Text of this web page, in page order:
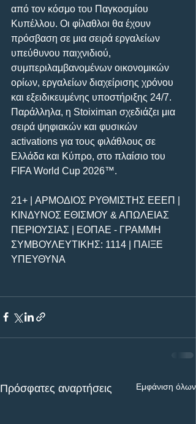
από τον κόσμο του Παγκοσμίου
Κυπέλλου. Οι φίλαθλοι θα έχουν
πρόσβαση σε μια σειρά εργαλείων
υπεύθυνου παιχνιδιού,
συμπεριλαμβανομένων οικονομικών
ορίων, εργαλείων διαχείρισης χρόνου
και εξειδικευμένης υποστήριξης 24/7.
Παράλληλα, η Stoiximan σχεδιάζει μια
σειρά ψηφιακών και φυσικών
activations για τους φιλάθλους σε
Ελλάδα και Κύπρο, στο πλαίσιο του
FIFA World Cup 2026™.
21+ | ΑΡΜΟΔΙΟΣ ΡΥΘΜΙΣΤΗΣ ΕΕΕΠ |
ΚΙΝΔΥΝΟΣ ΕΘΙΣΜΟΥ & ΑΠΩΛΕΙΑΣ
ΠΕΡΙΟΥΣΙΑΣ | ΕΟΠΑΕ - ΓΡΑΜΜΗ
ΣΥΜΒΟΥΛΕΥΤΙΚΗΣ: 1114 | ΠΑΙΞΕ
ΥΠΕΥΘΥΝΑ
Πρόσφατες αναρτήσεις Εμφάνιση όλων